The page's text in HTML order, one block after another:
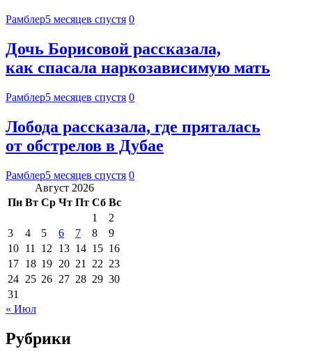
Рамблер5 месяцев спустя 0
Дочь Борисовой рассказала,
как спасала наркозависимую мать
Рамблер5 месяцев спустя 0
Лобода рассказала, где пряталась
от обстрелов в Дубае
Рамблер5 месяцев спустя 0
Август 2026
Пн Вт Ср Чт Пт Сб Вс
1
2
3
4 5 6 7 8
9
10 11 12 13 14 15 16
17 18 19 20 21 22 23
24 25 26 27 28 29 30
31
« Июл
Рубрики